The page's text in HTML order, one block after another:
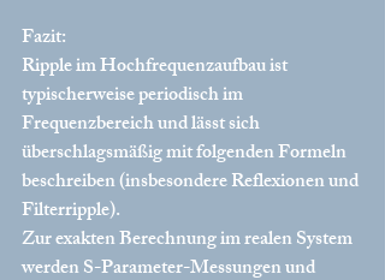
Fazit:
Ripple im Hochfrequenzaufbau ist
typischerweise periodisch im
Frequenzbereich und lässt sich
überschlagsmäßig mit folgenden Formeln
beschreiben (insbesondere Reflexionen und
Filterripple).
Zur exakten Berechnung im realen System
werden S-Parameter-Messungen und